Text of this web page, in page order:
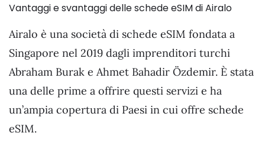
Vantaggi e svantaggi delle schede eSIM di Airalo
Airalo è una società di schede eSIM fondata a
Singapore nel 2019 dagli imprenditori turchi
Abraham Burak e Ahmet Bahadir Özdemir. È stata
una delle prime a offrire questi servizi e ha
un’ampia copertura di Paesi in cui offre schede
eSIM.